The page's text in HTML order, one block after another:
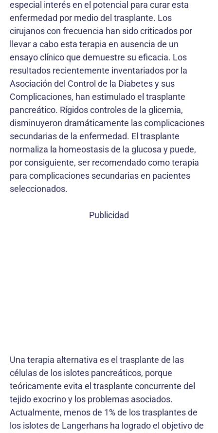
especial interés en el potencial para curar esta
enfermedad por medio del trasplante. Los
cirujanos con frecuencia han sido criticados por
llevar a cabo esta terapia en ausencia de un
ensayo clínico que demuestre su eficacia. Los
resultados recientemente inventariados por la
Asociación del Control de la Diabetes y sus
Complicaciones, han estimulado el trasplante
pancreático. Rígidos controles de la glicemia,
disminuyeron dramáticamente las complicaciones
secundarias de la enfermedad. El trasplante
normaliza la homeostasis de la glucosa y puede,
por consiguiente, ser recomendado como terapia
para complicaciones secundarias en pacientes
seleccionados.
Publicidad
Una terapia alternativa es el trasplante de las
células de los islotes pancreáticos, porque
teóricamente evita el trasplante concurrente del
tejido exocrino y los problemas asociados.
Actualmente, menos de 1% de los trasplantes de
los islotes de Langerhans ha logrado el objetivo de